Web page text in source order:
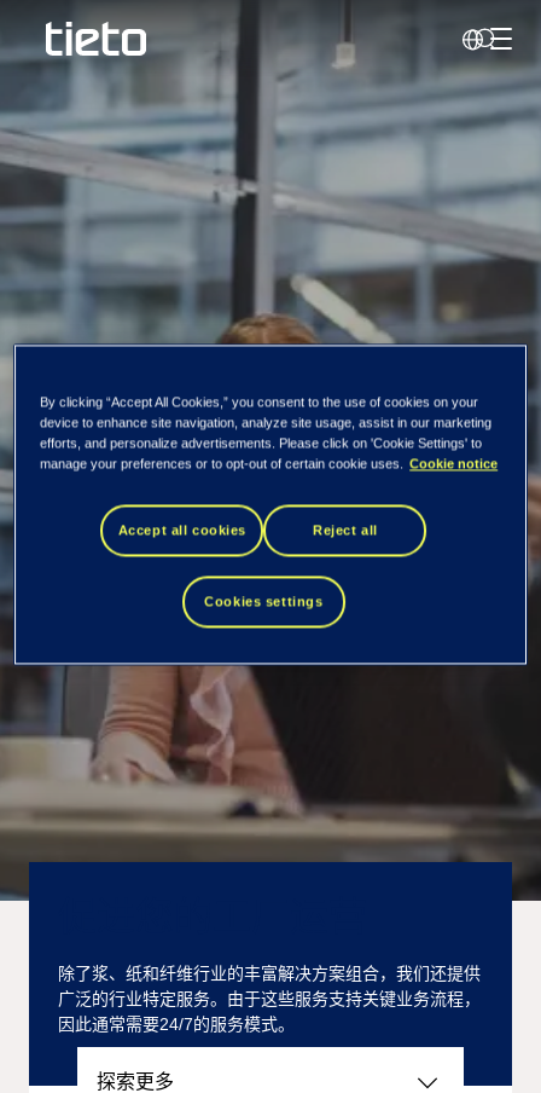
查询
切换
行业特定服务
我们的功能可帮助您优化流程，例如为工厂执行系统引入
除了浆、纸和纤维行业的丰富解决方案组合，我们还提供
广泛的行业特定服务。由于这些服务支持关键业务流程，
因此通常需要24/7的服务模式。
探索更多
By clicking “Accept All Cookies,” you consent to the use of cookies on your
device to enhance site navigation, analyze site usage, assist in our marketing
efforts, and personalize advertisements. Please click on 'Cookie Settings' to
manage your preferences or to opt-out of certain cookie uses. Cookie notice
Accept all cookies Reject all
Cookies settings